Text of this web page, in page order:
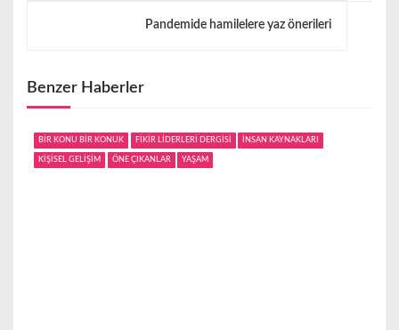
z
n
Pandemide hamilelere yaz önerileri
Benzer Haberler
BİR KONU BİR KONUK FİKİR LİDERLERİ DERGİSİ İNSAN KAYNAKLARI
KİŞİSEL GELİŞİM ÖNE ÇIKANLAR YAŞAM